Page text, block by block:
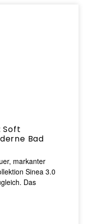
Soft
Bad
markanter
Sinea 3.0
Das